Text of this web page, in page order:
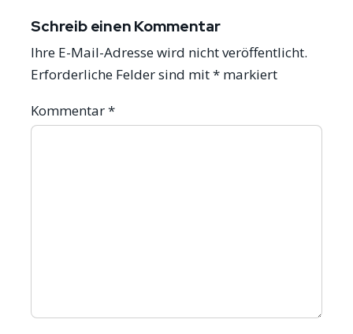
Schreib einen Kommentar
Ihre E-Mail-Adresse wird nicht veröffentlicht.
Erforderliche Felder sind mit* markiert
Kommentar*